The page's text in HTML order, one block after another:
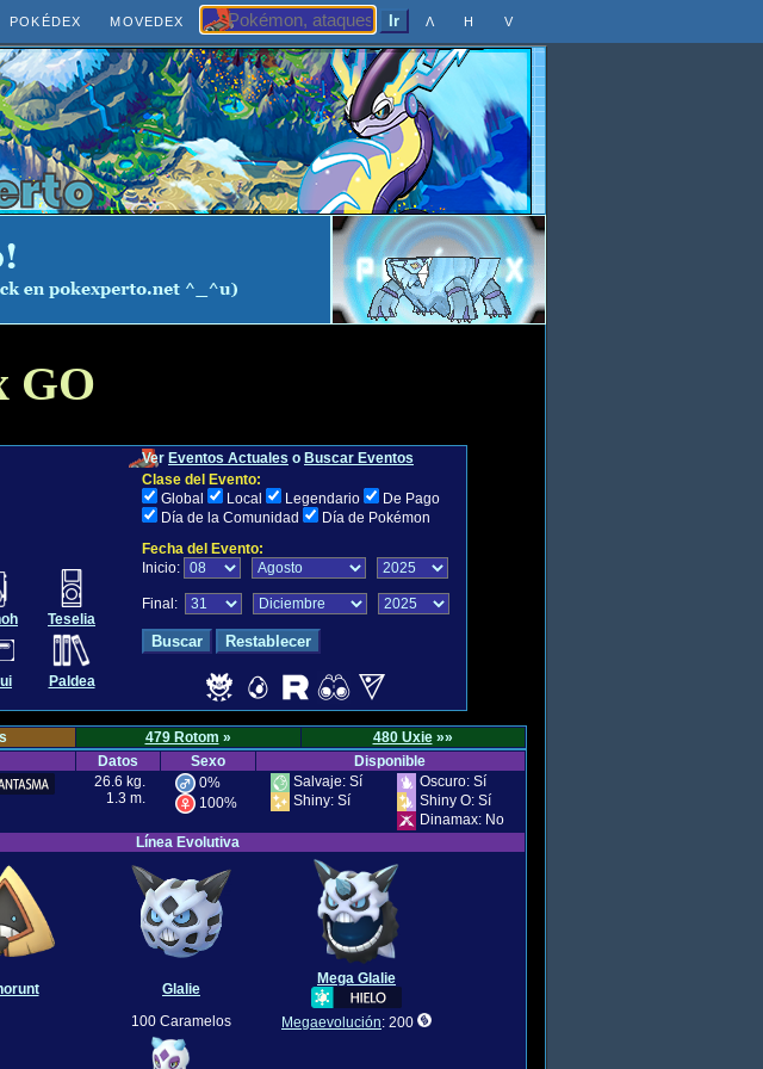
POKÉDEX MOVEDEX Λ H V
GO
Ver Eventos Actuales o Buscar Eventos
Clase del Evento:
Global
Local Legendario
De Pago
Día de la Comunidad
Día de Pokémon
Fecha del Evento:
Inicio:
Final:
Teselia
Paldea
479 Rotom » 480 Uxie»»
Datos Sexo
Disponible
26.6 kg.
1.3 m.
0%
100%
Salvaje: Sí
Shiny: Sí
Oscuro: Sí
Shiny O: Sí
Dinamax: No
Línea Evolutiva
Glalie
Mega Glalie
100 Caramelos Megaevolución: 200